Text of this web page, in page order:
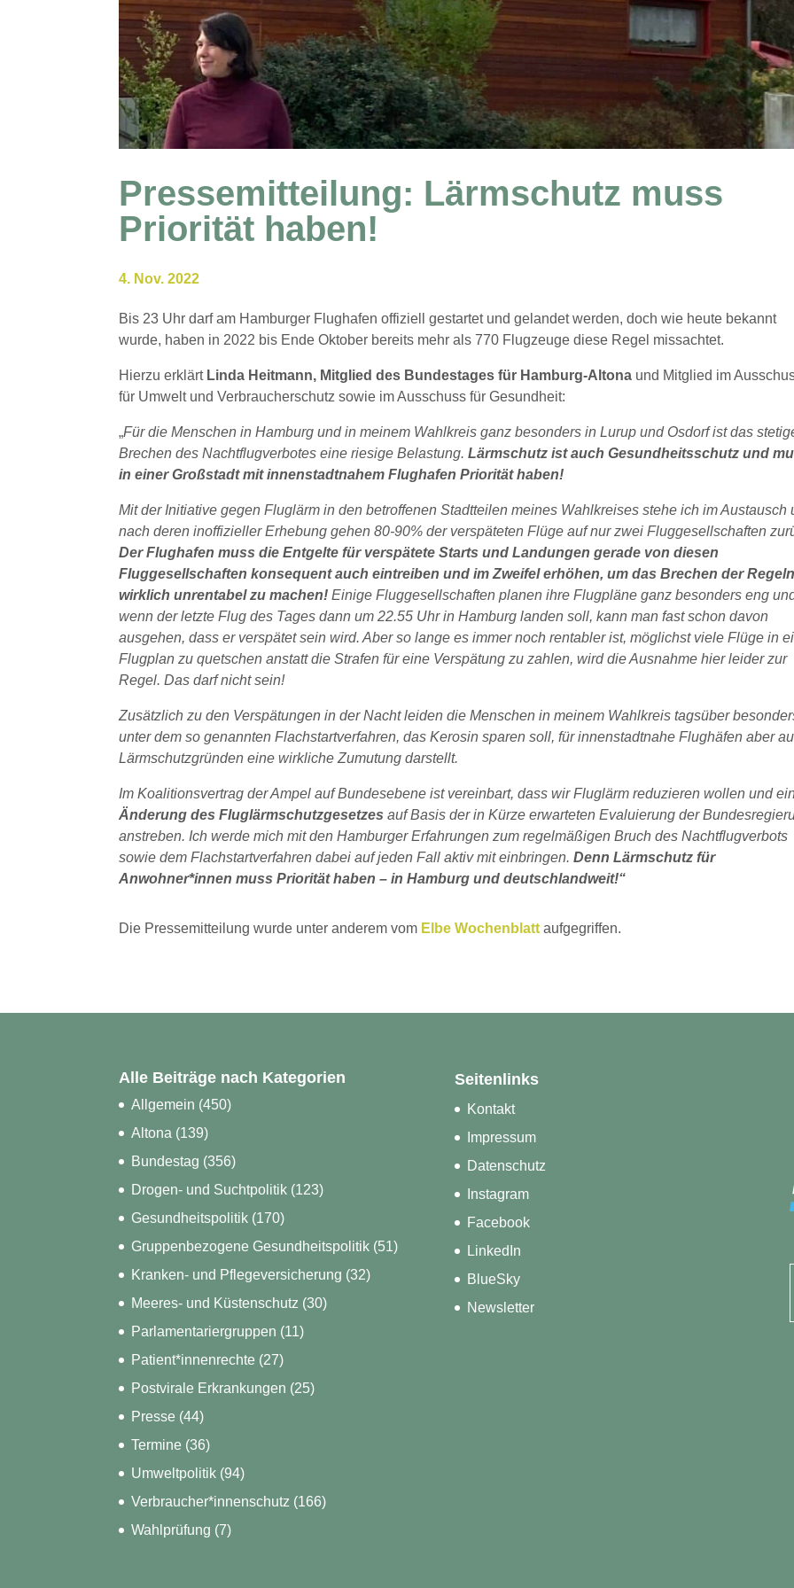
Pressemitteilung: Lärmschutz muss
Priorität haben!
4. Nov. 2022
Bis 23 Uhr darf am Hamburger Flughafen offiziell gestartet und gelandet werden, doch wie heute bekannt
wurde, haben in 2022 bis Ende Oktober bereits mehr als 770 Flugzeuge diese Regel missachtet.
Hierzu erklärt Linda Heitmann, Mitglied des Bundestages für Hamburg-Altona und Mitglied im
für Umwelt und Verbraucherschutz sowie im Ausschuss für Gesundheit:
„Für die Menschen in Hamburg und in meinem Wahlkreis ganz besonders in Lurup und Osdorf ist das
Brechen des Nachtflugverbotes eine riesige Belastung.Lärmschutz ist auch Gesundheitsschutz und
in einer Großstadt mit innenstadtnahem Flughafen Priorität haben!
Mit der Initiative gegen Fluglärm in den betroffenen Stadtteilen meines Wahlkreises stehe ich im Austausch
nach deren inoffizieller Erhebung gehen 80-90% der verspäteten Flüge auf nur zwei Fluggesellschaften
Der Flughafen muss die Entgelte für verspätete Starts und Landungen gerade von diesen
Fluggesellschaften konsequent auch eintreiben und im Zweifel erhöhen, um das Brechen der
wirklich unrentabel zu machen! Einige Fluggesellschaften planen ihre Flugpläne ganz besonders eng
wenn der letzte Flug des Tages dann um 22.55 Uhr in Hamburg landen soll, kann man fast schon davon
ausgehen, dass er verspätet sein wird. Aber so lange es immer noch rentabler ist, möglichst viele Flüge in
Flugplan zu quetschen anstatt die Strafen für eine Verspätung zu zahlen, wird die Ausnahme hier leider zur
Regel. Das darf nicht sein!
Zusätzlich zu den Verspätungen in der Nacht leiden die Menschen in meinem Wahlkreis tagsüber
unter dem so genannten Flachstartverfahren, das Kerosin sparen soll, für innenstadtnahe Flughäfen aber
Lärmschutzgründen eine wirkliche Zumutung darstellt.
Im Koalitionsvertrag der Ampel auf Bundesebene ist vereinbart, dass wir Fluglärm reduzieren wollen und
Änderung des Fluglärmschutzgesetzes auf Basis der in Kürze erwarteten Evaluierung der
anstreben. Ich werde mich mit den Hamburger Erfahrungen zum regelmäßigen Bruch des Nachtflugverbots
sowie dem Flachstartverfahren dabei auf jeden Fall aktiv mit einbringen.Denn Lärmschutz für
Anwohner*innen muss Priorität haben – in Hamburg und deutschlandweit!“
Die Pressemitteilung wurde unter anderem vom Elbe Wochenblatt aufgegriffen.
Alle Beiträge nach Kategorien
Allgemein (450)
Altona (139)
Bundestag (356)
Drogen- und Suchtpolitik (123)
Gesundheitspolitik (170)
Gruppenbezogene Gesundheitspolitik (51)
Kranken- und Pflegeversicherung (32)
Meeres- und Küstenschutz (30)
Parlamentariergruppen (11)
Patient*innenrechte (27)
Postvirale Erkrankungen (25)
Presse (44)
Termine (36)
Umweltpolitik (94)
Verbraucher*innenschutz (166)
Wahlprüfung (7)
Seitenlinks
Kontakt
Impressum
Datenschutz
Instagram
Facebook
LinkedIn
BlueSky
Newsletter